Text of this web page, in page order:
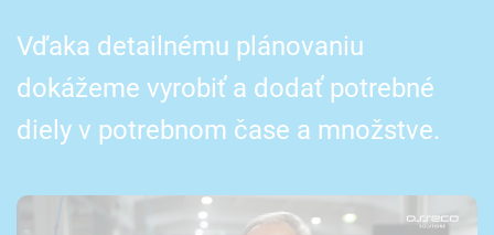
Vďaka detailnému plánovaniu
dokážeme vyrobiť a dodať potrebné
diely v potrebnom čase a množstve.